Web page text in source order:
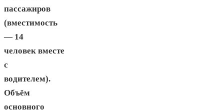
пассажиров
(вместимость
— 14
человек вместе
с
водителем).
Объём
основного